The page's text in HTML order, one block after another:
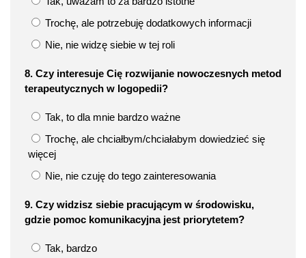
Trochę, ale potrzebuję dodatkowych informacji
Nie, nie widzę siebie w tej roli
8. Czy interesuje Cię rozwijanie nowoczesnych metod
terapeutycznych w logopedii?
Tak, to dla mnie bardzo ważne
Trochę, ale chciałbym/chciałabym dowiedzieć się
więcej
Nie, nie czuję do tego zainteresowania
9. Czy widzisz siebie pracującym w środowisku,
gdzie pomoc komunikacyjna jest priorytetem?
Tak, bardzo